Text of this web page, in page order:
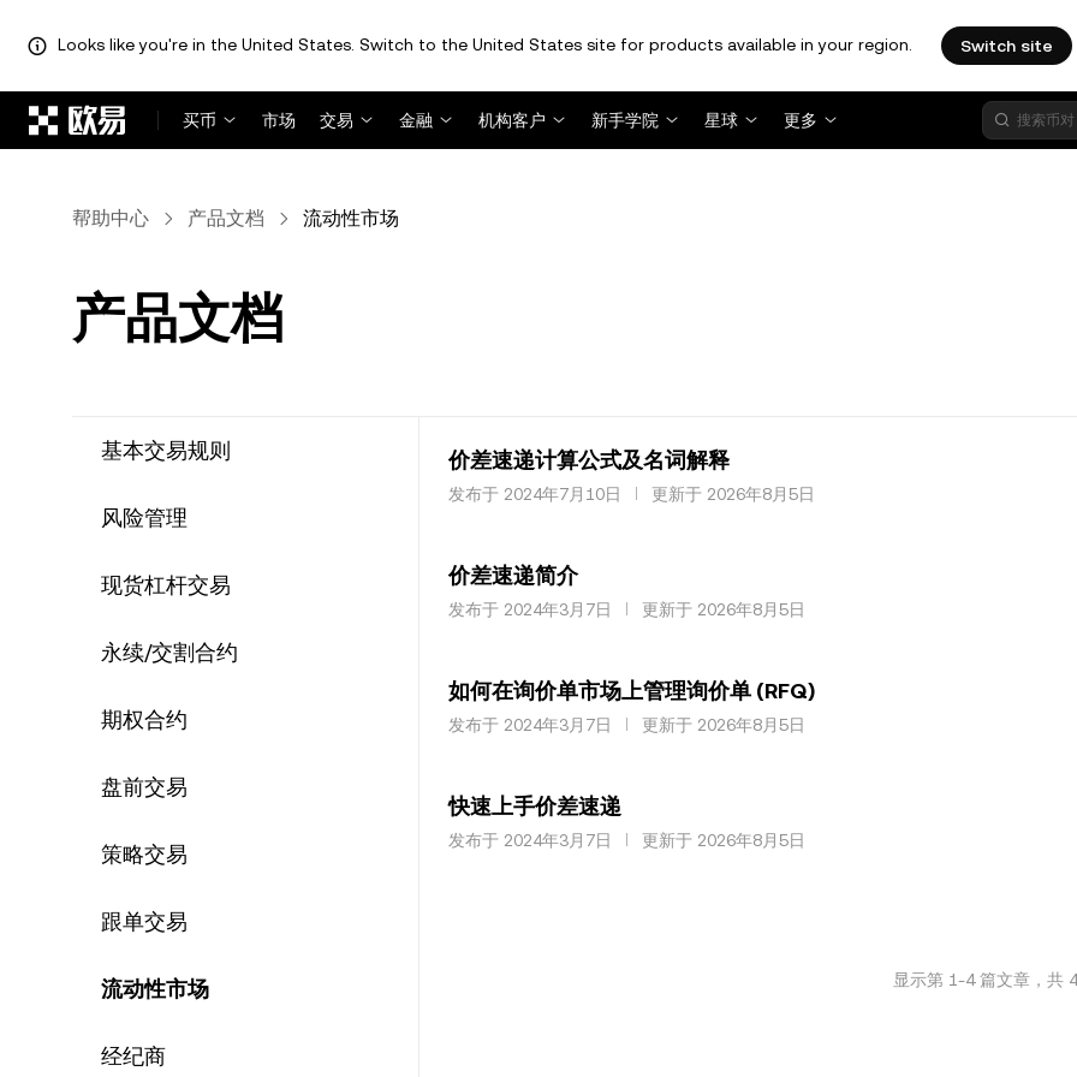
Looks like you're in the United States. Switch to the United States site for products available in your region. Switch site
买币
市场 交易 金融 机构客户 新手学院 星球 更多
帮助中心 产品文档 流动性市场
产品文档
基本交易规则
风险管理
现货杠杆交易
永续/交割合约
期权合约
盘前交易
策略交易
跟单交易
流动性市场
经纪商
价差速递计算公式及名词解释
发布于 2024年7月10日 更新于 2026年8月5日
价差速递简介
发布于 2024年3月7日 更新于 2026年8月5日
如何在询价单市场上管理询价单 (RFQ)
发布于 2024年3月7日 更新于 2026年8月5日
快速上手价差速递
发布于 2024年3月7日 更新于 2026年8月5日
显示第 1-4篇文章，共 4